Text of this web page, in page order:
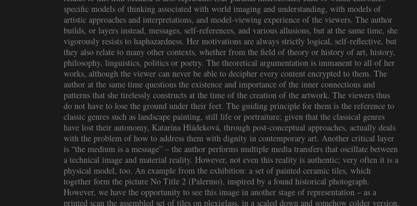
specific models of thinking associated with world imaging and understanding, with models of
artistic approaches and interpretations, and model-viewing experience of the viewers. The author
builds, or layers instead, messages, self-references, and various allusions, but at the same time, she
vigorously resists to haphazardness. Her motivations are always strictly logical, self-reflective, but
they also relate to many other contexts, whether from the field of theory or history of art, history,
philosophy, linguistics, politics or poetry. The theoretical argumentation is immanent to all of her
works, although the viewer can never be able to decipher every content encrypted to them. The
author at the same time questions the existence and importance of the inner connections and
patterns that she tirelessly constructs at the time of the creation of the artwork. The viewers thus
do not have to lose the ground under their feet. The guiding principle for them is the reference to
classic genres such as landscape painting, still life or portraiture; given that the classical genres
have lost their autonomy, Katarína Hládeková, through post-conceptual approaches, actually deals
with the problem of how to address them with dignity in contemporary art. Another critical layer
is “the medium is a message” – the author performs multiple media transfers that oscillate between
a technical image and material reality. However, not even this reality is authentic; very often it is a
physical model, too. An example from the exhibition: a set of painted ceramic tiles, which
together form the picture No Title 2 (Palermo), inspired by a found historical photograph.
However, we have the opportunity to see this image in another stage of representation – as a
printed scan the assembled set of tiles on plexiglass, in a scaled down and somehow colder version.